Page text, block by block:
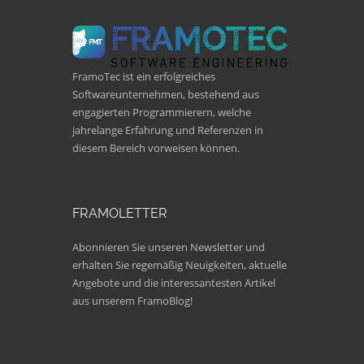
FramoTec ist ein erfolgreiches
Softwareunternehmen, bestehend aus
engagierten Programmierern, welche
jahrelange Erfahrung und Referenzen in
diesem Bereich vorweisen können.
FRAMOLETTER
Abonnieren Sie unseren Newsletter und
erhalten Sie regemäßig Neuigkeiten, aktuelle
Angebote und die interessantesten Artikel
aus unserem FramoBlog!